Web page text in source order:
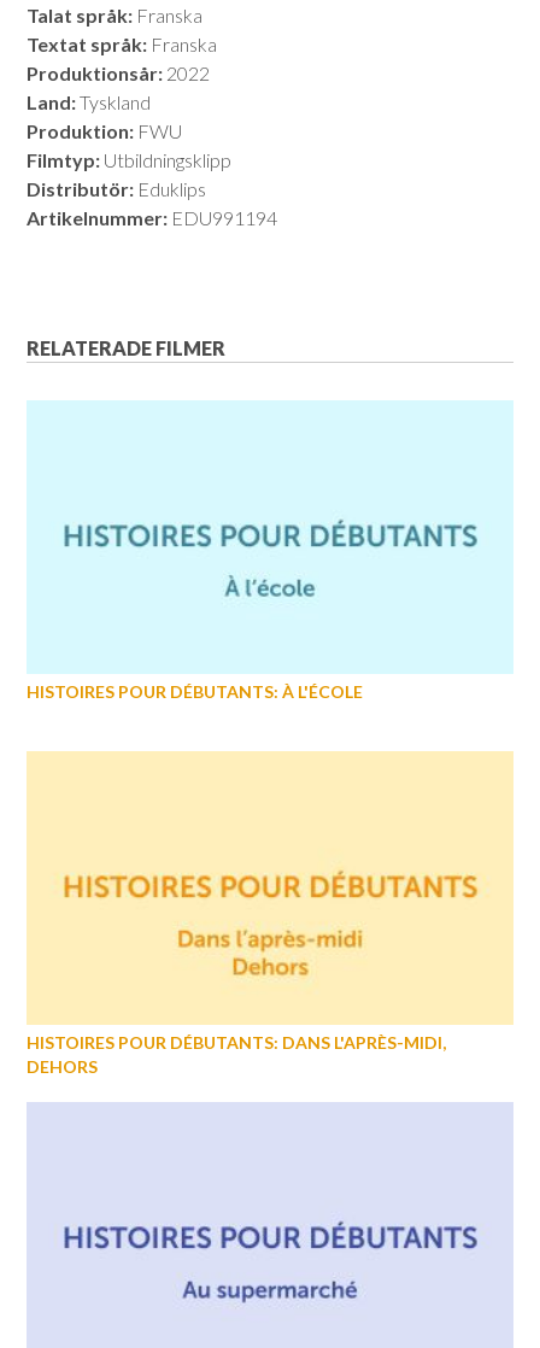
Talat språk: Franska
Textat språk: Franska
Produktionsår: 2022
Land:Tyskland
Produktion: FWU
Filmtyp: Utbildningsklipp
Distributör: Eduklips
Artikelnummer: EDU991194
RELATERADE FILMER
HISTOIRES POUR DÉBUTANTS: À L'ÉCOLE
HISTOIRES POUR DÉBUTANTS: DANS L'APRÈS-MIDI,
DEHORS